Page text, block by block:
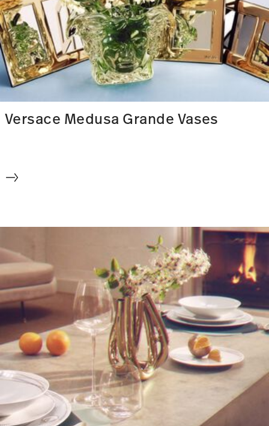
Versace Medusa Grande Vases